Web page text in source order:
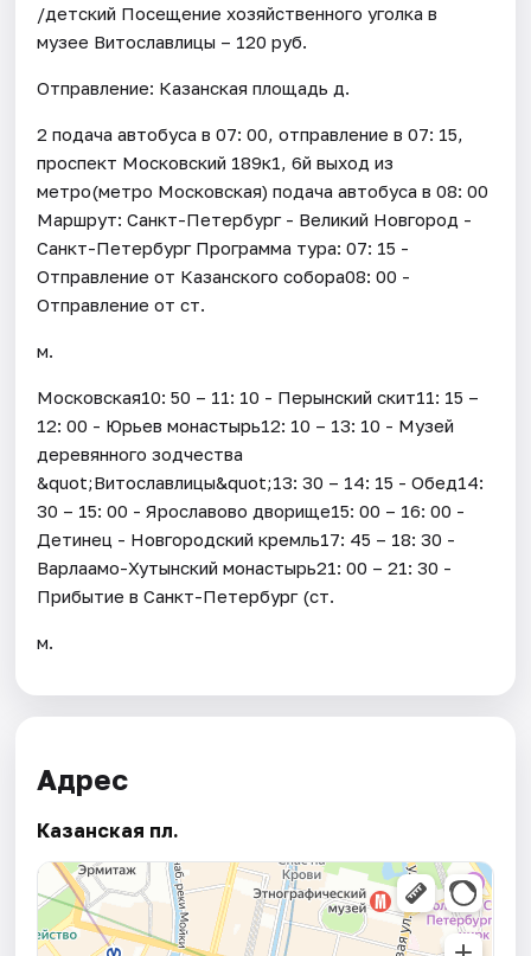
/детский Посещение хозяйственного уголка в
музее Витославлицы – 120 руб.
Отправление: Казанская площадь д.
2 подача автобуса в 07: 00, отправление в 07: 15,
проспект Московский 189к1, 6й выход из
метро(метро Московская) подача автобуса в 08: 00
Маршрут: Санкт-Петербург - Великий Новгород -
Санкт-Петербург Программа тура: 07: 15 -
Отправление от Казанского собора08: 00 -
Отправление от ст.
м.
Московская10: 50 – 11: 10 - Перынский скит11: 15 –
12: 00 - Юрьев монастырь12: 10 – 13: 10 - Музей
деревянного зодчества
&quot;Витославлицы&quot;13: 30 – 14: 15 - Обед14:
30 – 15: 00 - Ярославово дворище15: 00 – 16: 00 -
Детинец - Новгородский кремль17: 45 – 18: 30 -
Варлаамо-Хутынский монастырь21: 00 – 21: 30 -
Прибытие в Санкт-Петербург (ст.
м.
Адрес
Казанская пл.